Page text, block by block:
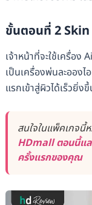
ขั้นตอนที่ 2
เจ้าหน้าที่จะใช้เครื่อง
เป็นเครื่องพ่นละอองไ
แรกเข้าสู่ผิวได้เร็วยิ่
สนใจในแพ็คเกจนี้
HDmall ตอนนี้แล
ครั้งแรกของคุณ